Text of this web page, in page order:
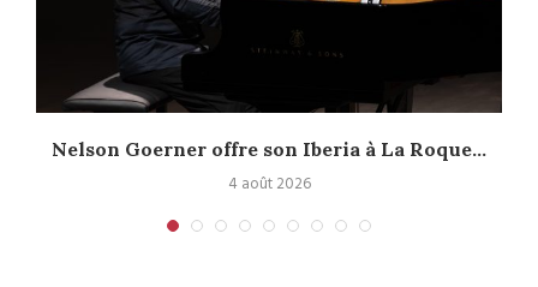
Nelson Goerner offre son Iberia à La Roque...
4 août 2026